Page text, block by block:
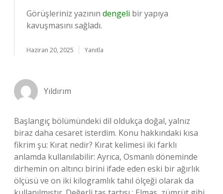
Görüşleriniz yazının dengeli bir yapıya
kavuşmasını sağladı.
Haziran 20, 2025 Yanıtla
Yıldırım
Başlangıç bölümündeki dil oldukça doğal, yalnız
biraz daha cesaret isterdim. Konu hakkındaki kısa
fikrim şu: Kırat nedir? Kırat kelimesi iki farklı
anlamda kullanılabilir: Ayrıca, Osmanlı döneminde
dirhemin on altıncı birini ifade eden eski bir ağırlık
ölçüsü ve on iki kilogramlık tahıl ölçeği olarak da